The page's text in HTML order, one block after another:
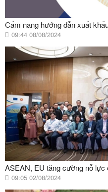
Cẩm nang hướng dẫn xuất
09:44 08/08/2024
ASEAN, EU tăng cường nỗ lực
09:05 02/08/2024